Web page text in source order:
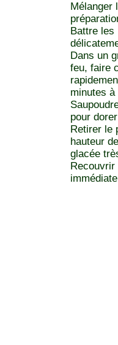
Mélanger
Battre les
Dans un
feu, faire
minutes
pour
Retirer le
hauteur
glacée